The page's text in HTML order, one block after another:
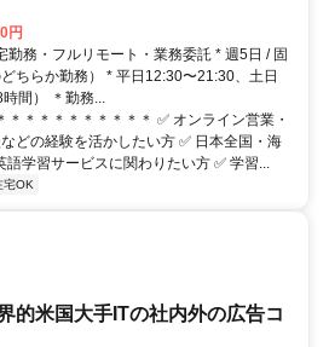
円
勤務・フルリモート・業務委託 * 週5日 / 固
ちらか勤務） * 平日12:30〜21:30、土日
間） ＊勤務...
＊＊＊＊＊＊＊＊＊ ✅ オンライン営業・
どの経験を活かしたい方 ✅ 日本全国・海
学習サービスに関わりたい方 ✅ 学習...
宅OK
的米国大手ITの社内外の広告コ